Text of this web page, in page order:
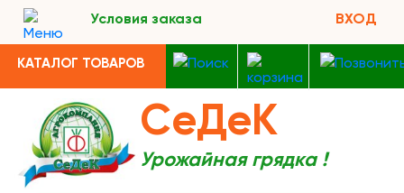
Условия заказа ВХОД
КАТАЛОГ ТОВАРОВ
СеДеК
Урожайная грядка !